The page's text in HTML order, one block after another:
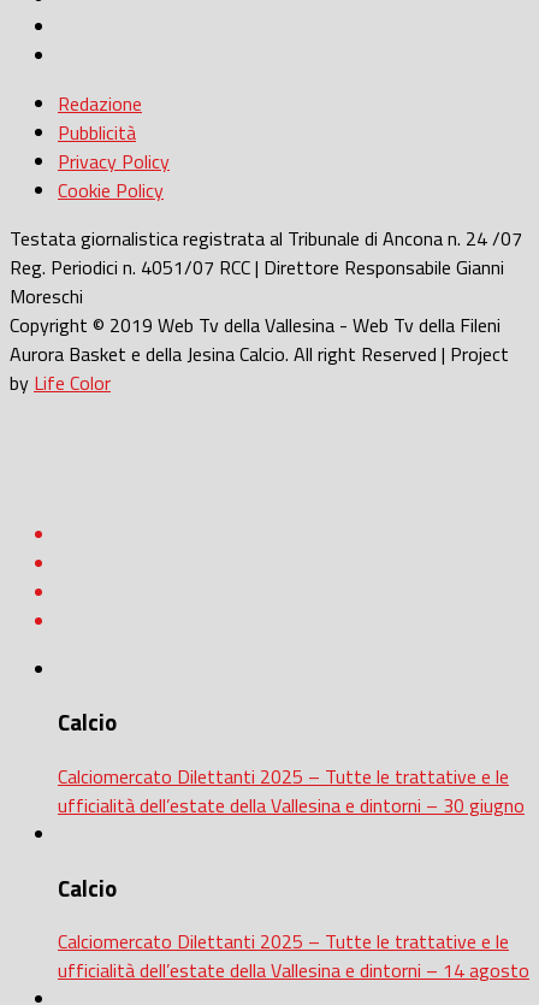
Redazione
Pubblicità
Privacy Policy
Cookie Policy
Testata giornalistica registrata al Tribunale di Ancona n. 24 /07
Reg. Periodici n. 4051/07 RCC | Direttore Responsabile Gianni
Moreschi
Copyright © 2019 Web Tv della Vallesina - Web Tv della Fileni
Aurora Basket e della Jesina Calcio. All right Reserved | Project
by Life Color
Calcio
Calciomercato Dilettanti 2025 – Tutte le trattative e le
ufficialità dell’estate della Vallesina e dintorni – 30 giugno
Calcio
Calciomercato Dilettanti 2025 – Tutte le trattative e le
ufficialità dell’estate della Vallesina e dintorni – 14 agosto